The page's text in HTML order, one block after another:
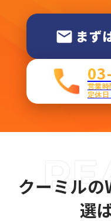
まず
営業
定休
クーミル
選